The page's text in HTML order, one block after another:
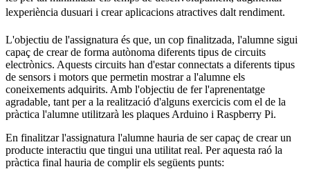
lexperiència dusuari i crear aplicacions atractives dalt rendiment.
L'objectiu de l'assignatura és que, un cop finalitzada, l'alumne sigui
capaç de crear de forma autònoma diferents tipus de circuits
electrònics. Aquests circuits han d'estar connectats a diferents tipus
de sensors i motors que permetin mostrar a l'alumne els
coneixements adquirits. Amb l'objectiu de fer l'aprenentatge
agradable, tant per a la realització d'alguns exercicis com el de la
pràctica l'alumne utilitzarà les plaques Arduino i Raspberry Pi.
En finalitzar l'assignatura l'alumne hauria de ser capaç de crear un
producte interactiu que tingui una utilitat real. Per aquesta raó la
pràctica final hauria de complir els següents punts: